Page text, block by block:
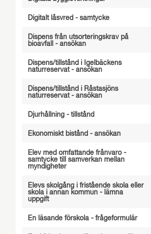
Digitalt låsvred - samtycke
Dispens från utsorteringskrav på
bioavfall - ansökan
Dispens/tillstånd i Igelbäckens
naturreservat - ansökan
Dispens/tillstånd i Råstasjöns
naturreservat - ansökan
Djurhållning - tillstånd
Ekonomiskt bistånd - ansökan
Elev med omfattande frånvaro -
samtycke till samverkan mellan
myndigheter
Elevs skolgång i fristående skola eller
skola i annan kommun - lämna
uppgift
En läsande förskola - frågeformulär